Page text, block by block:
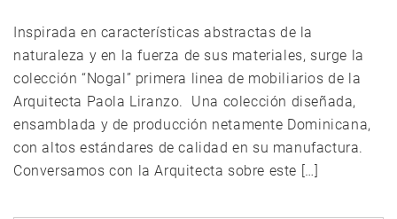
Inspirada en características abstractas de la
naturaleza y en la fuerza de sus materiales, surge la
colección “Nogal” primera linea de mobiliarios de la
Arquitecta Paola Liranzo. Una colección diseñada,
ensamblada y de producción netamente Dominicana,
con altos estándares de calidad en su manufactura.
Conversamos con la Arquitecta sobre este […]